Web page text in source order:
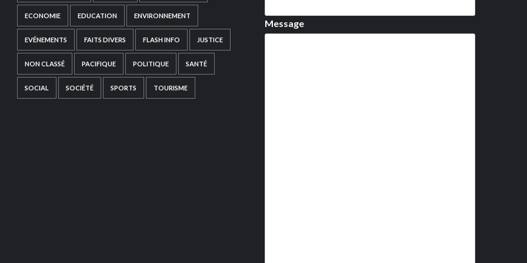
ECONOMIE EDUCATION ENVIRONNEMENT
EVÉNEMENTS FAITS DIVERS FLASH INFO JUSTICE
NON CLASSÉ PACIFIQUE POLITIQUE SANTÉ
SOCIAL SOCIÉTÉ SPORTS TOURISME
Message